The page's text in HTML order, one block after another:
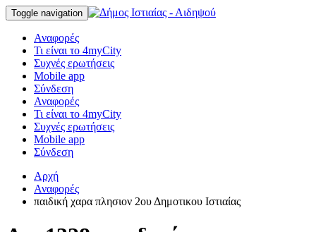
Toggle navigation
Αναφορές
Τι είναι το 4myCity
Συχνές ερωτήσεις
Mobile app
Σύνδεση
Αναφορές
Τι είναι το 4myCity
Συχνές ερωτήσεις
Mobile app
Σύνδεση
Αρχή
Αναφορές
παιδική χαρα πλησιον 2ου Δημοτικου Ιστιαίας